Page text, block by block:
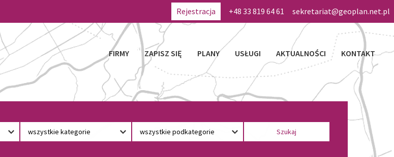
Rejestracja +48 33 819 64 61 sekretariat@geoplan.net.pl
FIRMY ZAPISZ SIĘ PLANY USŁUGI AKTUALNOŚCI KONTAKT